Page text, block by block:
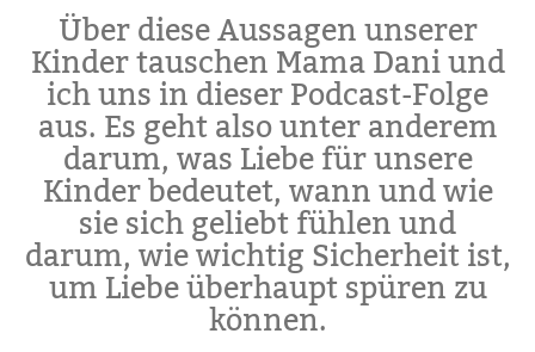
Über diese Aussagen unserer
Kinder tauschen Mama Dani und
ich uns in dieser Podcast-Folge
aus. Es geht also unter anderem
darum, was Liebe für unsere
Kinder bedeutet, wann und wie
sie sich geliebt fühlen und
darum, wie wichtig Sicherheit ist,
um Liebe überhaupt spüren zu
können.